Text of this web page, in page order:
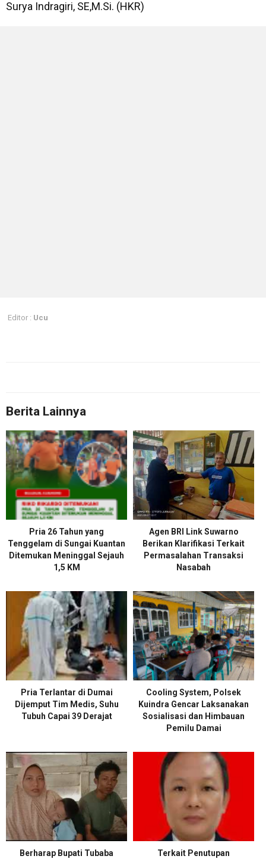
Surya Indragiri, SE,M.Si. (HKR)
Editor : Ucu
Berita Lainnya
Pria 26 Tahun yang
Tenggelam di Sungai Kuantan
Ditemukan Meninggal Sejauh
1,5 KM
Agen BRI Link Suwarno
Berikan Klarifikasi Terkait
Permasalahan Transaksi
Nasabah
Pria Terlantar di Dumai
Dijemput Tim Medis, Suhu
Tubuh Capai 39 Derajat
Cooling System, Polsek
Kuindra Gencar Laksanakan
Sosialisasi dan Himbauan
Pemilu Damai
Berharap Bupati Tubaba
Terkait Penutupan